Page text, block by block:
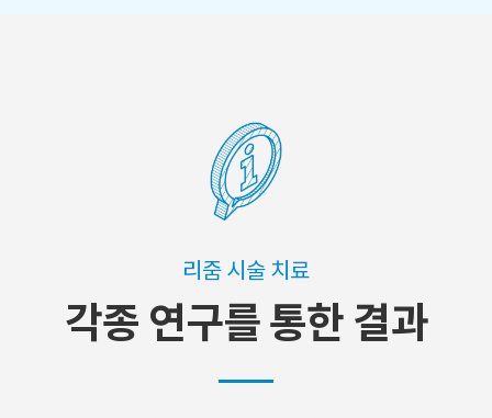
리줌 시술 치료
각종 연구를 통한 결과